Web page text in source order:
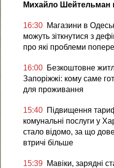
Михайло Шейтельман
16:30 Магазини в
можуть зіткнутися з
про які проблеми
16:00 Безкоштовне
Запоріжжі: кому саме
для проживання
15:40 Підвищення
комунальні послуги у
стало відомо, за що
втричі більше
15:39 Мавіки, зарядні